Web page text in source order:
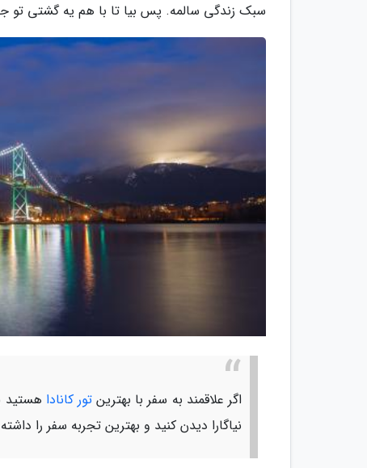
سبک زندگی سالمه. پس بیا تا با هم یه گشتی تو
اگر علاقمند به سفر با بهترینتور کانادا هستید
نیاگارا دیدن کنید و بهترین تجربه سفر را